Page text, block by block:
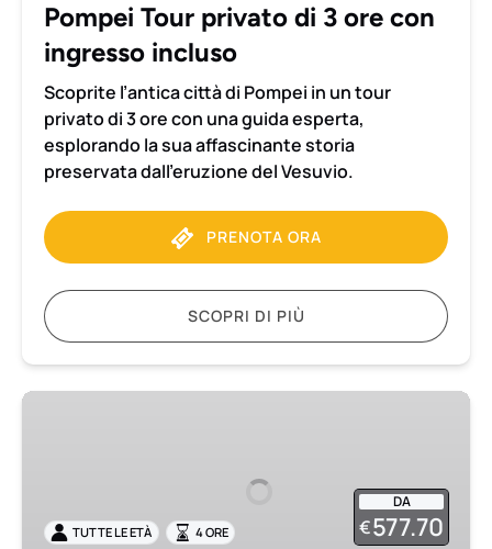
incluso
Pompei Tour privato di 3 ore con
ingresso incluso
Scoprite l’antica città di Pompei in un tour
privato di 3 ore con una guida esperta,
esplorando la sua affascinante storia
preservata dall’eruzione del Vesuvio.
PRENOTA ORA
SCOPRI DI PIÙ
Trasferimento
con
DA
€577.70
TUTTE LE ETÀ 4 ORE